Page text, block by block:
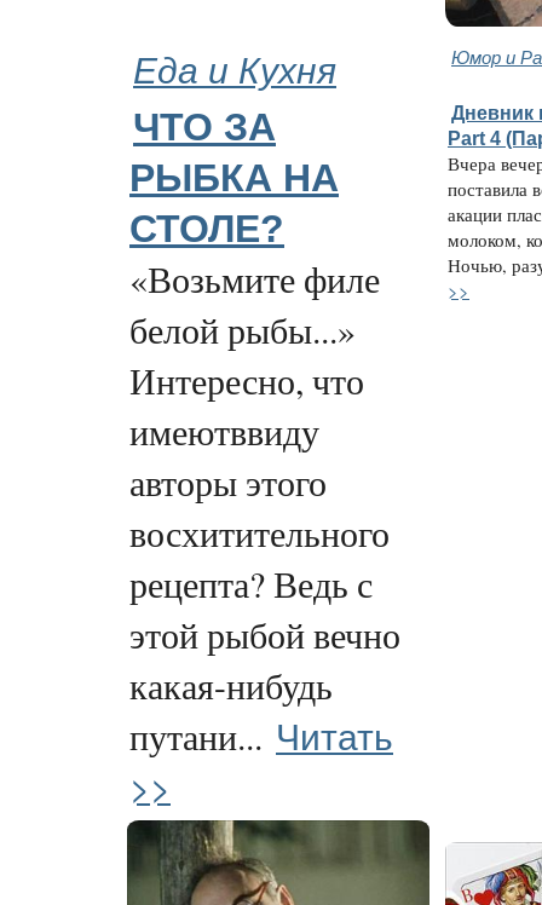
Еда и Кухня Юмор и
ЧТО ЗА
РЫБКА НА
СТОЛЕ?
«Возьмите филе
белой рыбы...»
Интересно, что
имеютввиду
авторы этого
восхитительного
рецепта? Ведь с
этой рыбой вечно
какая-нибудь
путани... Читать
>>
Дневник
Part 4
Вчера
поставила
акации
молоком,
Ночью,
>>